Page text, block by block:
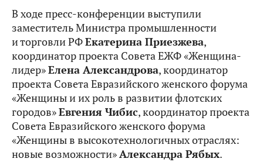
В ходе пресс-конференции выступили
заместитель Министра промышленности
и торговли РФЕкатерина Приезжева,
координатор проекта Совета ЕЖФ «Женщина-
лидер»Елена Александрова, координатор
проекта Совета Евразийского женского форума
«Женщины и их роль в развитии флотских
городов»Евгения Чибис, координатор проекта
Совета Евразийского женского форума
«Женщины в высокотехнологичных отраслях:
новые возможности»Александра Рябых.